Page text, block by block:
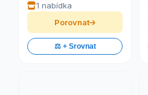
1 nabídka
Porovnat
⚖️ + Srovnat